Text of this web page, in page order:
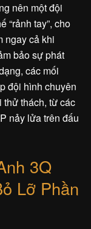
nên một đội
“rảnh tay”, cho
ngay cả khi
bảo sự phát
các mối
đội hình chuyên
thử thách, từ các
nảy lửa trên đấu
3Q
Lỡ Phần